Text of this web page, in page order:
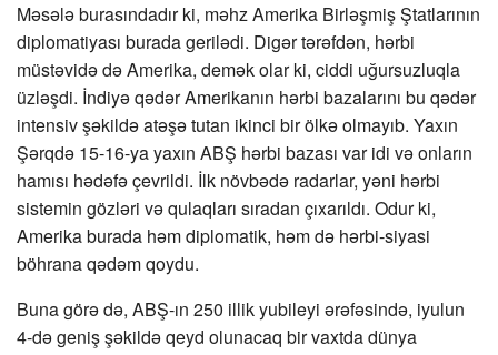
Məsələ burasındadır ki, məhz Amerika Birləşmiş Ştatlarının
diplomatiyası burada gerilədi. Digər tərəfdən, hərbi
müstəvidə də Amerika, demək olar ki, ciddi uğursuzluqla
üzləşdi. İndiyə qədər Amerikanın hərbi bazalarını bu qədər
intensiv şəkildə atəşə tutan ikinci bir ölkə olmayıb. Yaxın
Şərqdə 15-16-ya yaxın ABŞ hərbi bazası var idi və onların
hamısı hədəfə çevrildi. İlk növbədə radarlar, yəni hərbi
sistemin gözləri və qulaqları sıradan çıxarıldı. Odur ki,
Amerika burada həm diplomatik, həm də hərbi-siyasi
böhrana qədəm qoydu.
Buna görə də, ABŞ-ın 250 illik yubileyi ərəfəsində, iyulun
4-də geniş şəkildə qeyd olunacaq bir vaxtda dünya